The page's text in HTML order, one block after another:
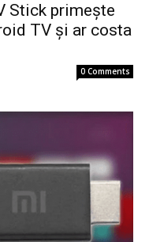
Stick primește
TV și ar costa
0 Comments